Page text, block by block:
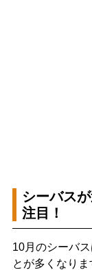
シーバス
注目！
10月のシーバ
とが多くなりま